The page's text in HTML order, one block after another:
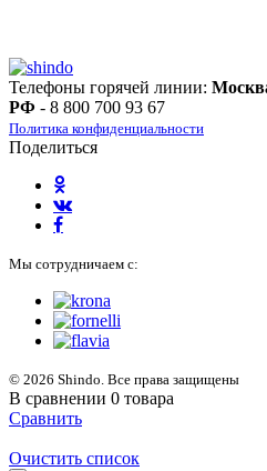
Телефоны горячей линии:
РФ - 8 800 700 93 67
Политика конфиденциальности
Поделиться
Мы сотрудничаем с:
© 2026 Shindo. Все права защищены
В сравнении 0 товара
Сравнить
Очистить список